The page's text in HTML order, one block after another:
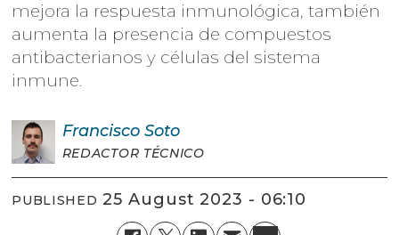
mejora la respuesta inmunológica, también
aumenta la presencia de compuestos
antibacterianos y células del sistema
inmune.
Francisco Soto
REDACTOR TÉCNICO
PUBLISHED 25 August 2023 - 06:10